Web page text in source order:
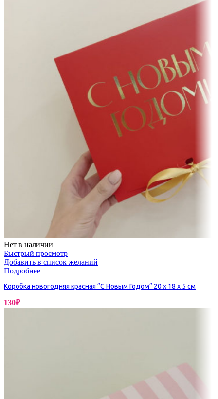
Нет в наличии
Быстрый просмотр
Добавить в список желаний
Подробнее
Коробка новогодняя красная “С Новым Годом” 20 х 18 х 5 см
130₽